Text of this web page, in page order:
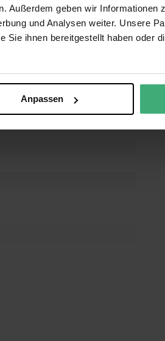
Außerdem geben wir Informationen
und Analysen weiter. Unsere
Sie ihnen bereitgestellt haben oder
Anpassen